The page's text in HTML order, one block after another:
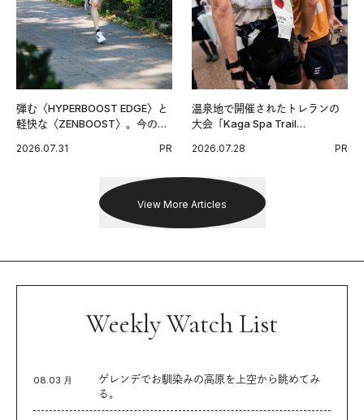
弾む〈HYPERBOOST EDGE〉と
軽快な〈ZENBOOST〉。今の時
出した新機軸。
2026.07.31 PR
温泉地で開催されたトレランの
大会「Kaga Spa Trail
戦を夢見るランナーたちの奮闘
2026.07.28 PR
View More Articles
Weekly Watch List
08.03 月
ゲレンデでお馴染みの高原を上空から眺めてみ
る。